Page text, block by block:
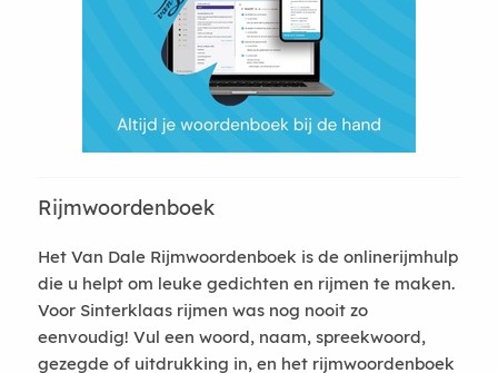
Rijmwoordenboek
Het Van Dale Rijmwoordenboek is de onlinerijmhulp
die u helpt om leuke gedichten en rijmen te maken.
Voor Sinterklaas rijmen was nog nooit zo
eenvoudig! Vul een woord, naam, spreekwoord,
gezegde of uitdrukking in, en het rijmwoordenboek